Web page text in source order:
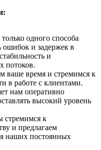
одного способа
ошибок и задержек в
и
потоков.
время и стремимся к
в работе с клиентами.
нам оперативно
высокий уровень
стремимся к
и предлагаем
наших постоянных